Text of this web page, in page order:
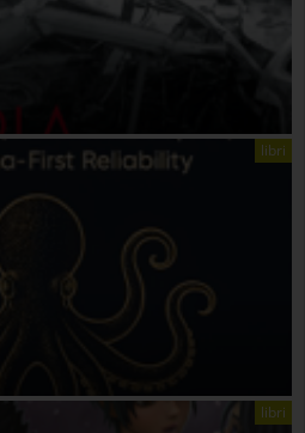
libri
libri